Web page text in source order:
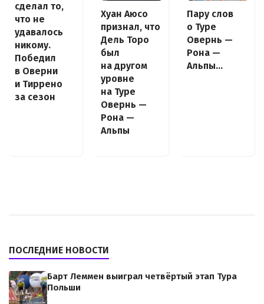
сделал то,
что не
удавалось
никому.
Победил
в Оверни
и Тиррено
за сезон
Хуан Аюсо
признал, что
Дель Торо
был
на другом
уровне
на Туре
Овернь —
Рона —
Альпы
Пару слов
о Туре
Овернь —
Рона —
Альпы…
ПОСЛЕДНИЕ НОВОСТИ
Барт Леммен выиграл четвёртый этап Тура
Польши